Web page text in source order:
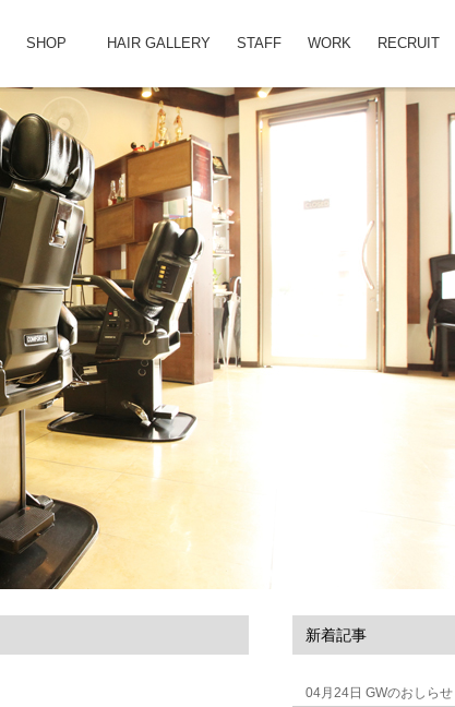
RECRUIT
WORK
STAFF
HAIR GALLERY
SHOP
新着記事
04月24日 GWのおしらせ